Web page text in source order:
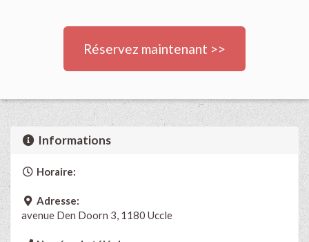
Réservez maintenant >>
Informations
Horaire:
Adresse:
avenue Den Doorn 3, 1180 Uccle